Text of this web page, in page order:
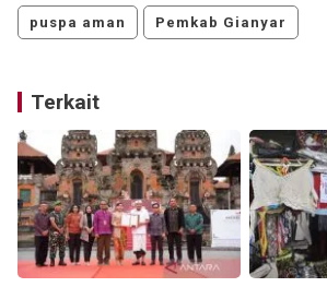
puspa aman Pemkab Gianyar
Terkait